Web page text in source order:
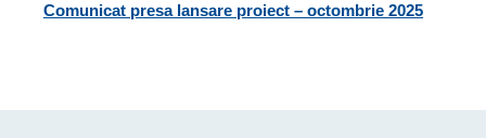
Comunicat presa lansare proiect – octombrie 2025